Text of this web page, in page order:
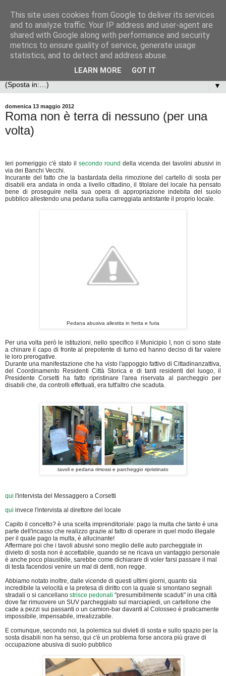
▼
domenica 13 maggio 2012
Roma non è terra di nessuno (per una
volta)
Ieri pomeriggio c'è stato il secondo round della vicenda dei tavolini abusivi in
via dei Banchi Vecchi.
Incurante del fatto che la bastardata della rimozione del cartello di sosta per
disabili era andata in onda a livello cittadino, il titolare del locale ha pensato
bene di proseguire nella sua opera di appropriazione indebita del suolo
pubblico allestendo una pedana sulla carreggiata antistante il proprio locale.
Pedana abusiva allestita in fretta e furia
Per una volta però le istituzioni, nello specifico il Municipio I, non ci sono state
a chinare il capo di fronte al prepotente di turno ed hanno deciso di far valere
le loro prerogative.
Durante una manifestazione che ha visto l'appoggio fattivo di Cittadinanzattiva,
del Coordinamento Residenti Città Storica e di tanti residenti del luogo, il
Presidente Corsetti ha fatto ripristinare l'area riservata al parcheggio per
disabili che, da controlli effettuati, era tutt'altro che scaduta.
tavoli e pedana rimossi e parcheggio ripristinato
qui l'intervista del Messaggero a Corsetti
qui invece l'intervista al direttore del locale
Capito il concetto? è una scelta imprenditoriale: pago la multa che tanto è una
parte dell'incasso che realizzo grazie al fatto di operare in quel modo illegale
per il quale pago la multa, è allucinante!
Affermare poi che i tavoli abusivi sono meglio delle auto parcheggiate in
divieto di sosta non è accettabile, quando se ne ricava un vantaggio personale
è anche poco plausibile, sarebbe come dichiarare di voler farsi passare il mal
di testa facendosi venire un mal di denti, non regge.
Abbiamo notato inoltre, dalle vicende di questi ultimi giorni, quanto sia
incredibile la velocità e la pretesa di diritto con la quale si smontano segnali
stradali o si cancellano strisce pedonali "presumibilmente scaduti" in una città
dove far rimuovere un SUV parcheggiato sul marciapiedi, un cartellone che
cade a pezzi sui passanti o un camion-bar davanti al Colosseo è praticamente
impossibile, impensabile, irrealizzabile.
E comunque, secondo noi, la polemica sui divieti di sosta e sullo spazio per la
sosta disabili non ha senso, qui c'è un problema forse ancora più grave di
occupazione abusiva di suolo pubblico
This site uses cookies from Google to deliver its services
and to analyze traffic. Your IP address and user-agent are
shared with Google along with performance and security
metrics to ensure quality of service, generate usage
statistics, and to detect and address abuse.
LEARN MORE GOT IT